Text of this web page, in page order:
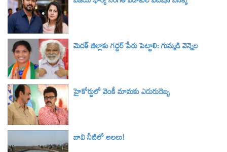
మెదక్ జిల్లాకు గద్దర్ పేరు పెట్టాలి: గుమ్మడి వెన్నెల
హైకోర్టులో వెంకీ మామకు ఎదురుదెబ్బ
బావి నీటిలో అలలు!